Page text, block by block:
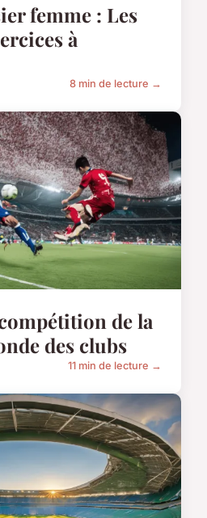
femme : Les
à
8 min de lecture →
de la
des clubs
11 min de lecture →